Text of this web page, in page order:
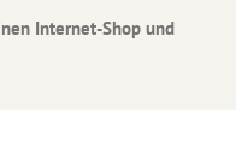
Internet-Shop und